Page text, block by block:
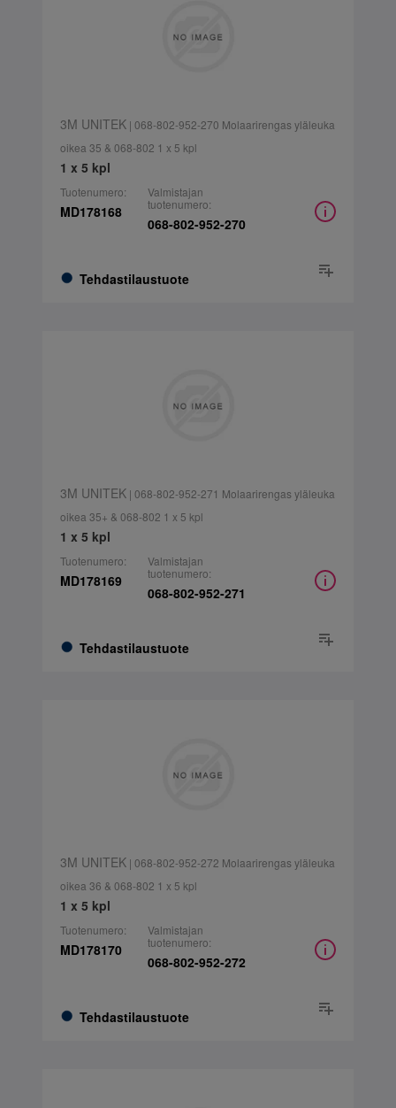
3M UNITEK| 068-802-952-270 Molaarirengas yläleuka
oikea 35 & 068-802 1 x 5 kpl
1 x 5 kpl
Tuotenumero:
MD178168
Tehdastilaustuote
Valmistajan
tuotenumero:
068-802-952-270
3M UNITEK| 068-802-952-271 Molaarirengas yläleuka
oikea 35+ & 068-802 1 x 5 kpl
1 x 5 kpl
Tuotenumero:
MD178169
Tehdastilaustuote
Valmistajan
tuotenumero:
068-802-952-271
3M UNITEK| 068-802-952-272 Molaarirengas yläleuka
oikea 36 & 068-802 1 x 5 kpl
1 x 5 kpl
Tuotenumero:
MD178170
Tehdastilaustuote
Valmistajan
tuotenumero:
068-802-952-272